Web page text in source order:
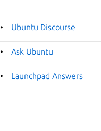
Ubuntu Discourse
Ask Ubuntu
Launchpad Answers